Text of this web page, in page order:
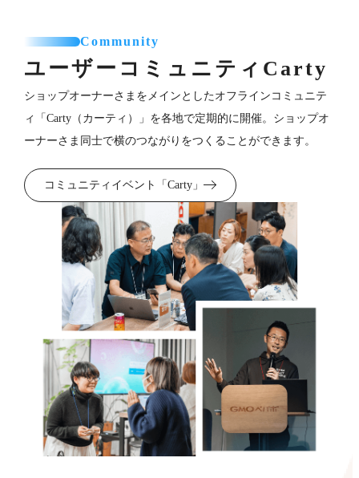
Community
ユーザーコミュニティ Carty
ショップオーナーさまをメインとしたオフラインコミュニテ
ィ「Carty（カーティ）」を各地で定期的に開催。ショップオ
ーナーさま同士で横のつながりをつくることができます。
コミュニティイベント「Carty」